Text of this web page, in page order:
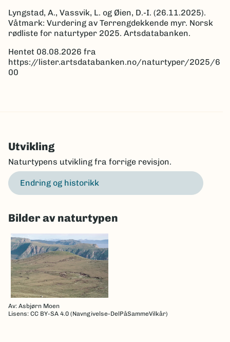
Lyngstad, A., Vassvik, L. og Øien, D.-I. (26.11.2025).
Våtmark: Vurdering av Terrengdekkende myr. Norsk
rødliste for naturtyper 2025. Artsdatabanken.
Hentet 08.08.2026 fra
https://lister.artsdatabanken.no/naturtyper/2025/6
00
Utvikling
Naturtypens utvikling fra forrige revisjon.
Endring og historikk
Bilder av naturtypen
Av: Asbjørn Moen
Lisens: CC BY-SA 4.0 (Navngivelse-DelPåSammeVilkår)